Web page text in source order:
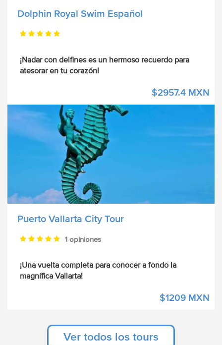
Dolphin Royal Swim Español
¡Nadar con delfines es un hermoso recuerdo para
atesorar en tu corazón!
$2957.4 MXN
Puerto Vallarta City Tour
1 opiniones
¡Una vuelta completa para conocer a fondo la
magnífica Vallarta!
$1209 MXN
Ver todos los tours